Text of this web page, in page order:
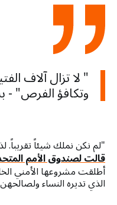
" لا تزال آلاف
وتكافؤ الفرص"
"لم نكن نملك شيئاً
قالت لصندوق الأمم
أطلقت مشروعها الأمني
الذي تديره النساء